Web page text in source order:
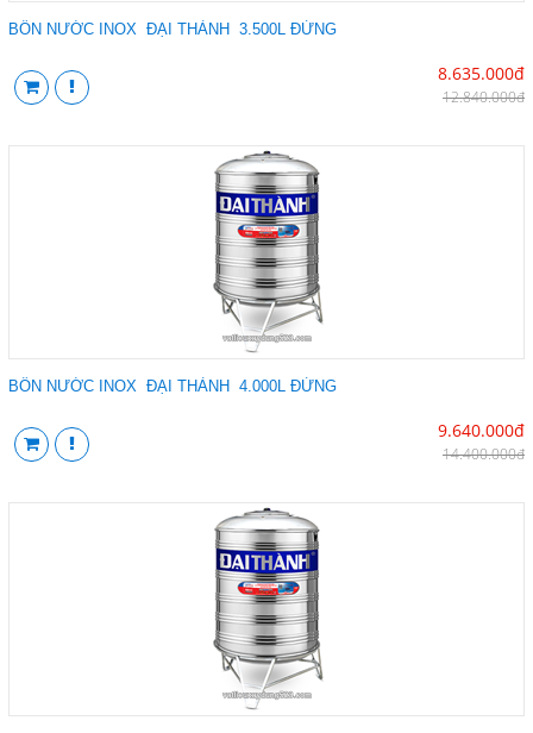
BỒN NƯỚC INOX ĐẠI THÀNH 3.500L ĐỨNG
8.635.000đ
12.840.000đ
BỒN NƯỚC INOX ĐẠI THÀNH 4.000L ĐỨNG
9.640.000đ
14.400.000đ